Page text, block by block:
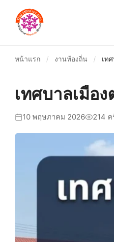
หน้าแรก / งานท้องถิ่น / เท
เทศบาลเมือ
10 พฤษภาคม 2026 214 ค